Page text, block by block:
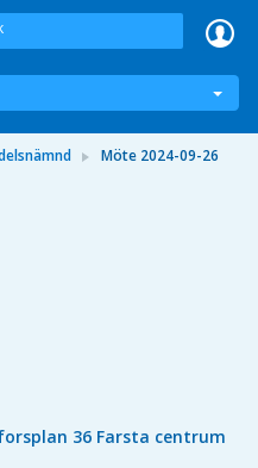
Möte 2024-09-26
36 Farsta centrum